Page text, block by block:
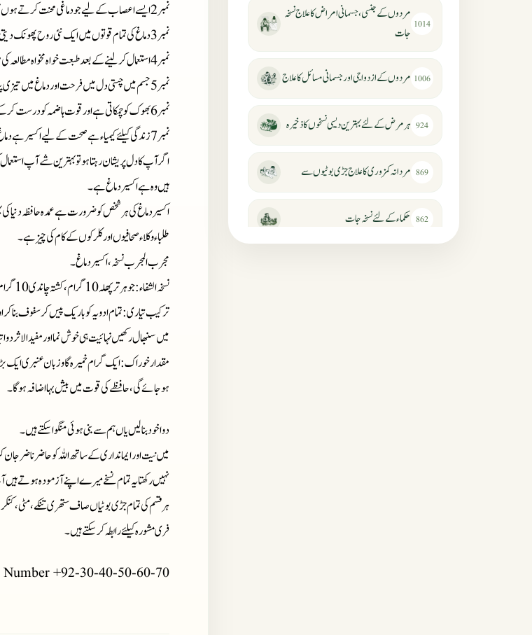
نمبر2 ایسے اعصاب کے لیے جو دماغی محنت کرتے
نمبر 3 دماغ کی تمام قوتوں میں ایک نئی روح پھونک
نمبر4 استعمال کر لینے کے بعد طبعت خواہ مخواہ
نمبر 5 جسم میں چستی دل میں فرحت اور دماغ میں تیزی
نمبر 6 بھوک کو چمکاتی ہے اور قوت ہاضمہ کو درست کر
نمبر 7 زندگی کیلئے کیمیاء ہے صحت کے لیے اکسیر ہے
اگر آپ کا دل پریشان رہتا ہو تو بہترین شے آپ
ہیں وہ ہے اکسیر دماغ ہے۔
اکسیر دماغ کی ہر شخص کو ضرورت ہے عمدہ حافظہ دنیا
طلباء وکلاء صحافیوں اور کلرکوں کے کام کی چیز ہے۔
مجرب المجرب نسخہ، اکسیر دماغ۔
نسخہ الشفاء: جوہر ترپھلہ 10 گرام، کشتہ چاندی 10 گرام، سونف کے چاول 100 گرام، دانہ الائچی سبز 10 گرام۔
ترکیب تیاری
میں سنبھال رکھیں نہائیت ہی خوش نما اور مفیدالاثر
مقدار خوراک: ایک گرام خمیرہ گاوزبان عنبری ایک
ہو جائے گی، حافظے کی قوت میں بیش بہا اضافہ ہو گا۔
دوا خود بنا لیں یاں ہم سے بنی ہوئی منگوا سکتے ہیں۔
میں نیت اور ایمانداری کے ساتھ اللہ کو حاضر ناضر
نہیں رکھتا یہ تمام نسخے میرے اپنے آزمودہ ہوتے
ہر قسم کی تمام جڑی بوٹیاں صاف ستھری تنکے، مٹی،
فری مشورہ کیلئے رابطہ کر سکتے ہیں۔
+92-30-40-50-60-70
1014
مردوں کے جنسی، جسمانی امراض کا علاج نسخہ
جات
1006 مردوں کے ازدواجی اور جسمانی مسائل کا علاج
924 ہر مرض کے لئے بہترین دیسی نسخوں کا ذخیرہ
869 مردانہ کمزوری کا علاج جڑی بوٹیوں سے
862 حکماء کےلئے نسخہ جات